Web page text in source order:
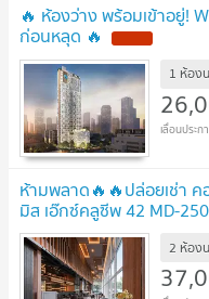
🔥 ห้องว่าง พร้อมเข้าอยู่!
ก่อนหลุด 🔥
1 ห้อง
ห้ามพลาด🔥🔥ปล่อยเช่า ค
มิส เอ๊กซ์คลูซีพ 42 MD-
2 ห้อง